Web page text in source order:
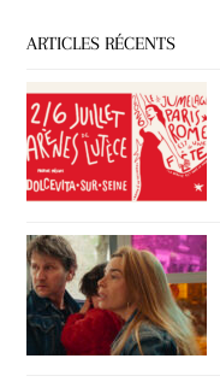
ARTICLES RÉCENTS